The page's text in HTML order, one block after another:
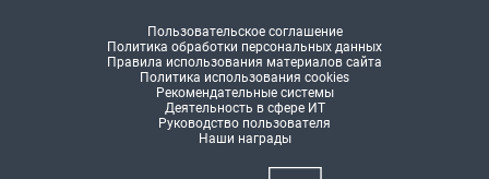
Пользовательское соглашение
Политика обработки персональных данных
Правила использования материалов сайта
Политика использования cookies
Рекомендательные системы
Деятельность в сфере ИТ
Руководство пользователя
Наши награды